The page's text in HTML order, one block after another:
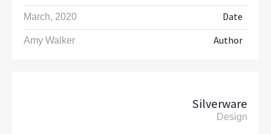
Date
March, 2020
Author
Amy Walker
Silverware
Design